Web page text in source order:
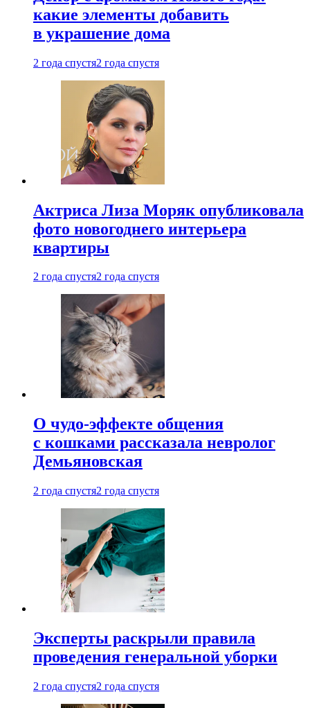
какие элементы добавить
в украшение дома
2 года спустя2 года спустя
Актриса Лиза Моряк опубликовала
фото новогоднего интерьера
квартиры
2 года спустя2 года спустя
О чудо-эффекте общения
с кошками рассказала невролог
Демьяновская
2 года спустя2 года спустя
Эксперты раскрыли правила
проведения генеральной уборки
2 года спустя2 года спустя